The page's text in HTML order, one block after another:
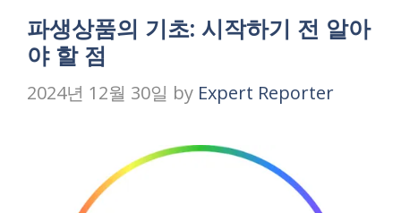
파생상품의 기초: 시작하기 전 알아
야 할 점
2024년 12월 30일 by Expert Reporter